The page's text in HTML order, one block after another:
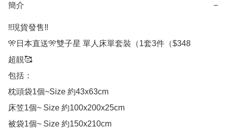
簡介 −
‼️現貨發售‼️
🎌日本直送🎌雙子星 單人床單套裝（1套3件（$348
超靚🥰
包括：
枕頭袋1個~Size 約43x63cm
床笠1個~ Size 約100x200x25cm
被袋1個~ Size 約150x210cm